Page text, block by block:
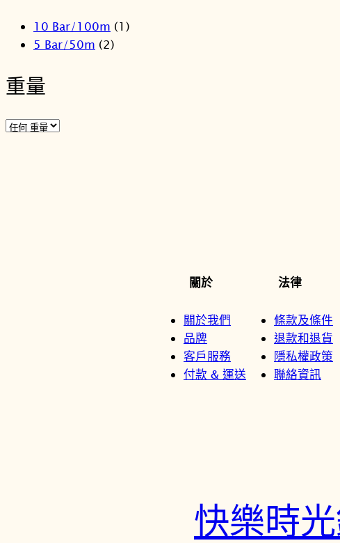
10 Bar/100m (1)
5 Bar/50m (2)
重量
關於
關於我們
品牌
客戶服務
付款 & 運送
法律
條款及條件
退款和退貨
隱私權政策
聯絡資訊
快樂時